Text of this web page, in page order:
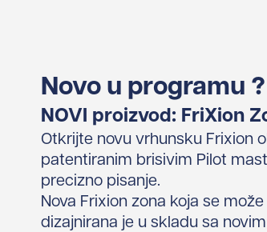
Novo u programu ?
NOVI proizvod: FriXion
Otkrijte novu vrhunsku Frixion
patentiranim brisivim Pilot
precizno pisanje.
Nova Frixion zona koja se
dizajnirana je u skladu sa